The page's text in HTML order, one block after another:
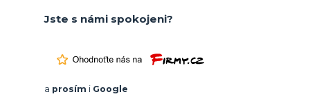
Jste s námi spokojeni?
a prosím i Google